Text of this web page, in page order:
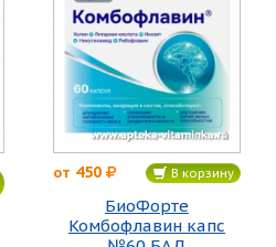
от 450 В корзину
БиоФорте
Комбофлавин капс